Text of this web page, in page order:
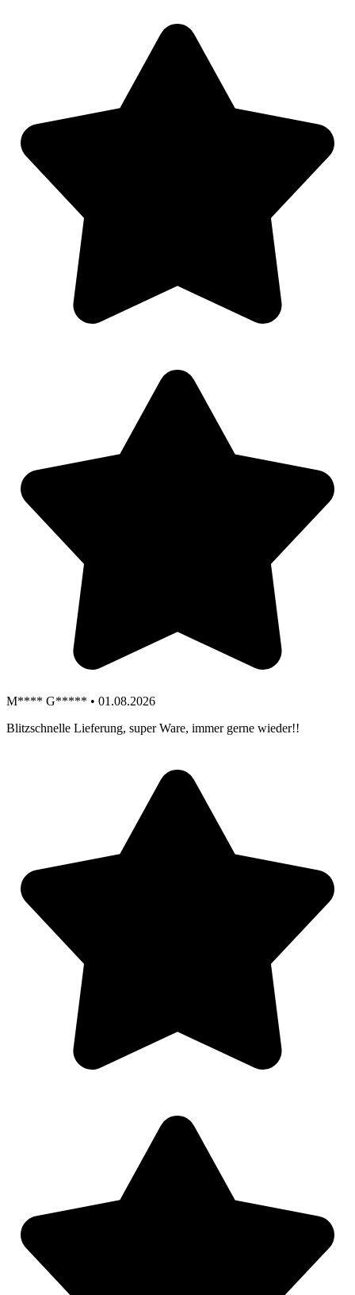
M**** G***** • 01.08.2026
Blitzschnelle Lieferung, super Ware, immer gerne wieder!!